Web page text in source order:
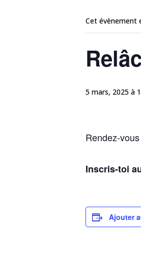
Cet évènement
5 mars, 2025 à
Rendez-
Inscris-toi
Ajouter